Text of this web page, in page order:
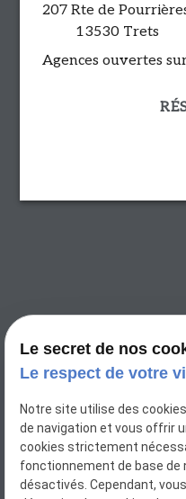
207 Rte de
13530 Trets
Agences ouvertes
Le secret de nos
Le respect de votre
Notre site utilise des
de navigation et vous offrir
cookies strictement
fonctionnement de base de
désactivés. Cependant,